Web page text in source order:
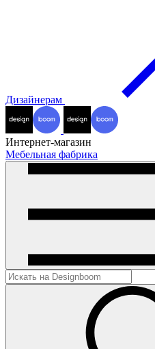
Дизайнерам
Интернет-магазин
Мебельная фабрика